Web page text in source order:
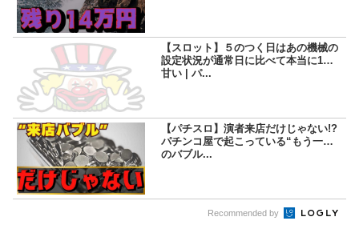
【スロット】５のつく日はあの機械の
設定状況が通常日に比べて本当に1段
甘い | パ...
【パチスロ】演者来店だけじゃない!?
パチンコ屋で起こっている“もう一つ
のバブル...
Recommended by